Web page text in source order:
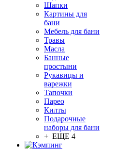
Шапки
Картины для
бани
Мебель для бани
Травы
Масла
Банные
простыни
Рукавицы и
варежки
Тапочки
Парео
Килты
Подарочные
наборы для бани
+ ЕЩЕ 4